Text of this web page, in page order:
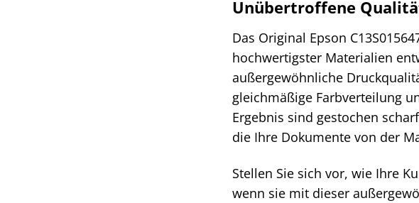
Unübertroffene
Das Original Epson
hochwertigster Materialien
außergewöhnliche
gleichmäßige Farbverteilung
Ergebnis sind gestochen
die Ihre Dokumente von der
Stellen Sie sich vor, wie Ihre
wenn sie mit dieser